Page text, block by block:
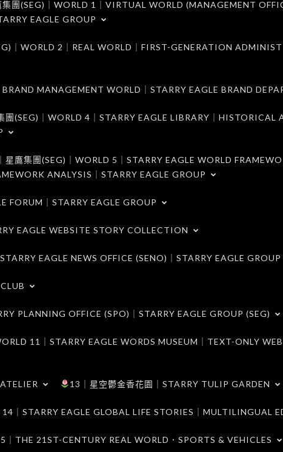
團(SEG)｜WORLD 1｜VIRTUAL WORLD (MANAGEMENT
EAGLE GROUP
｜WORLD 2｜REAL WORLD｜FIRST-GENERATION
MANAGEMENT WORLD｜STARRY EAGLE BRAND
(SEG)｜WORLD 4｜STARRY EAGLE LIBRARY｜HISTORICAL
鷹集團(SEG)｜WORLD 5｜STARRY EAGLE WORLD
ANALYSIS｜STARRY EAGLE GROUP
FORUM｜STARRY EAGLE GROUP
EAGLE WEBSITE STORY COLLECTION
EAGLE NEWS OFFICE (SENO)｜STARRY EAGLE GROUP
PLANNING OFFICE (SPO)｜STARRY EAGLE GROUP (SEG)
11｜STARRY EAGLE WORDS MUSEUM｜TEXT-ONLY
13｜星空鬱金香花園｜STARRY TULIP GARDEN
｜STARRY EAGLE GLOBAL LIFE STORIES｜MULTILINGUAL
THE 21ST-CENTURY REAL WORLD．SPORTS & VEHICLES